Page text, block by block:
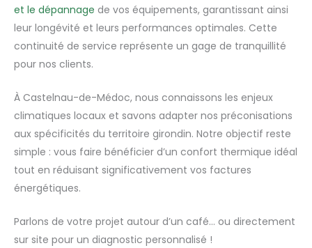
et le dépannage de vos équipements, garantissant ainsi
leur longévité et leurs performances optimales. Cette
continuité de service représente un gage de tranquillité
pour nos clients.
À Castelnau-de-Médoc, nous connaissons les enjeux
climatiques locaux et savons adapter nos préconisations
aux spécificités du territoire girondin. Notre objectif reste
simple : vous faire bénéficier d’un confort thermique idéal
tout en réduisant significativement vos factures
énergétiques.
Parlons de votre projet autour d’un café… ou directement
sur site pour un diagnostic personnalisé !